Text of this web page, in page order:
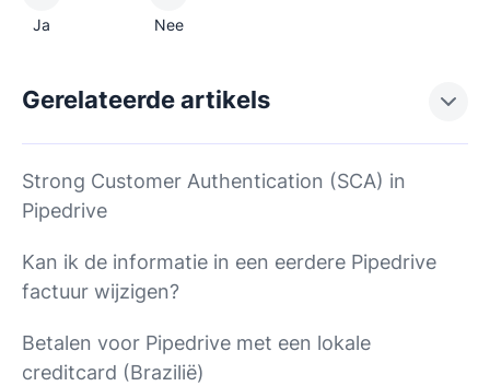
Ja Nee
Gerelateerde artikels
Strong Customer Authentication (SCA) in
Pipedrive
Kan ik de informatie in een eerdere Pipedrive
factuur wijzigen?
Betalen voor Pipedrive met een lokale
creditcard (Brazilië)